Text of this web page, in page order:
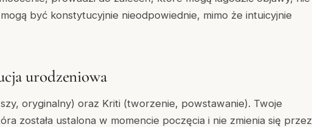
być konstytucyjnie nieodpowiednie, mimo że intuicyjnie
urodzeniowa
oryginalny) oraz Kriti (tworzenie, powstawanie). Twoje
została ustalona w momencie poczęcia i nie zmienia się przez